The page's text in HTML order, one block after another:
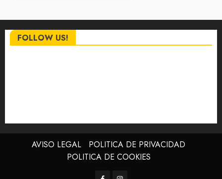
FOLLOW US!
AVISO LEGAL
POLITICA DE PRIVACIDAD
POLITICA DE COOKIES